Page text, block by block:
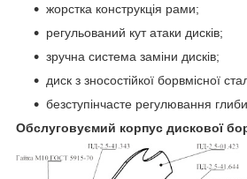
жорстка конструкція рами;
регульований кут атаки дисків;
зручна система заміни дисків;
диск з зносостійкої борвмісної
безступінчасте регулювання
Обслуговуємий корпус дискової